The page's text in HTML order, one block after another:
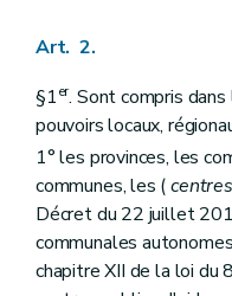
Chapitre V
Chapitre VI
Art. 33
Chapitre VII
Art. 35
Art. 36
Art. 37
Art. 38
Art. 39
Art. 2.
§1er. Sont compris
pouvoirs locaux,
1° les provinces, les
communes, les (
Décret du 22 juillet
communales
chapitre XII de la loi du